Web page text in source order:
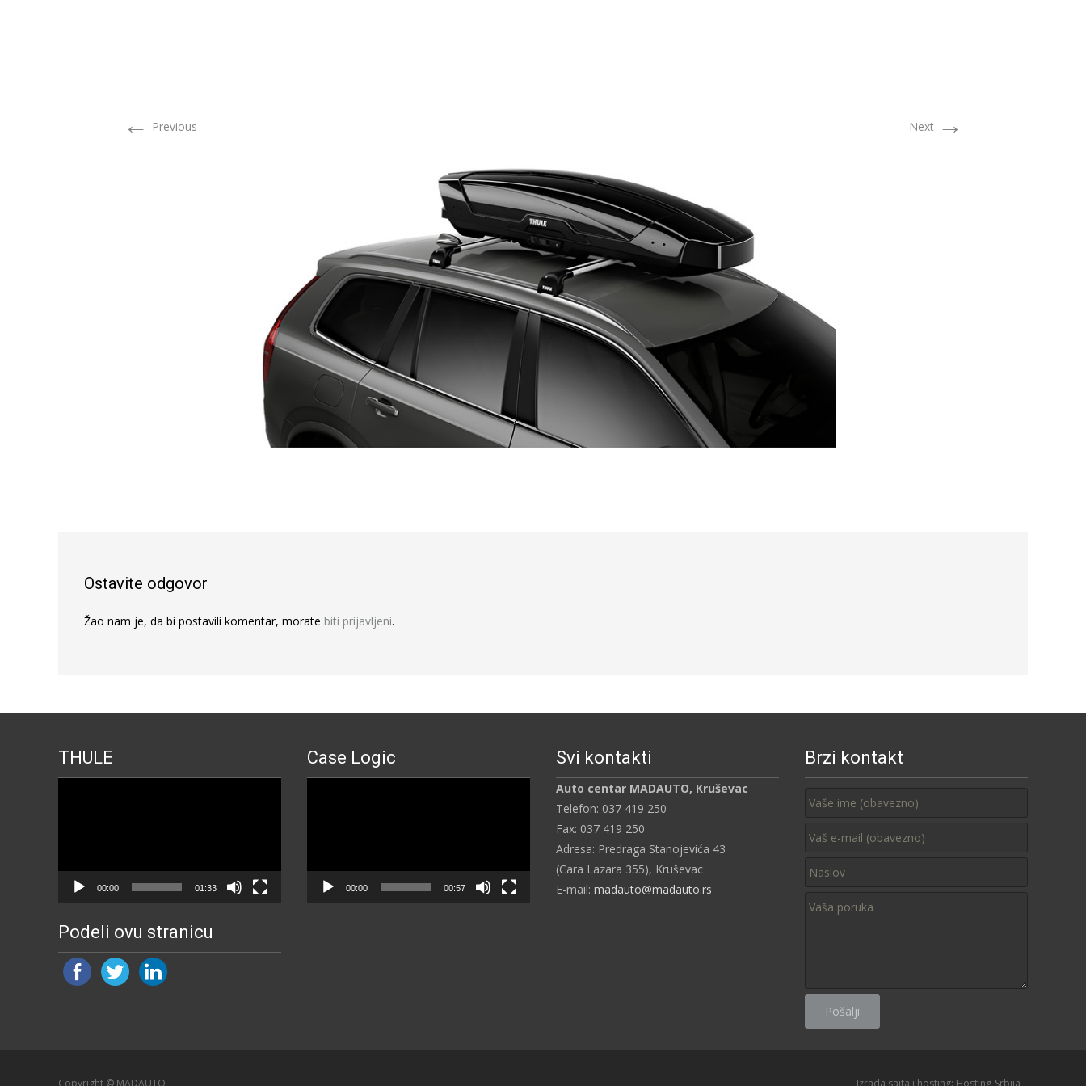
← Previous Next →
Ostavite odgovor
Žao nam je, da bi postavili komentar, morate biti prijavljeni.
THULE
00:00 01:33
Case Logic
00:00 00:57
Svi kontakti
Auto centar MADAUTO, Kruševac
Telefon: 037 419 250
Fax: 037 419 250
Adresa: Predraga Stanojevića 43
(Cara Lazara 355), Kruševac
E-mail: madauto@madauto.rs
Brzi kontakt
Podeli ovu stranicu
Copyright © MADAUTO Izrada sajta i hosting: Hosting-Srbija